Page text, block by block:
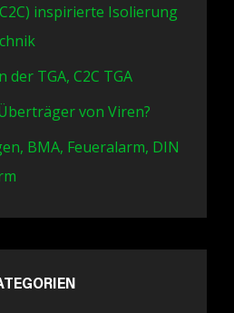
inspirierte Isolierung
der TGA, C2C TGA
von Viren?
BMA, Feueralarm, DIN